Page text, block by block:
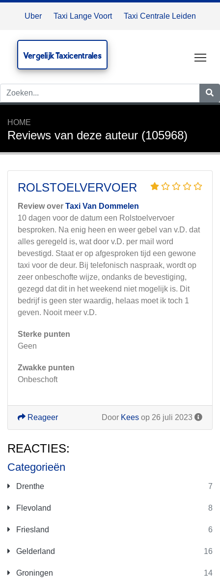
Uber Taxi Lange Voort Taxi Centrale Leiden
Vergelijk Taxicentrales
HOME
Reviews van deze auteur (105968)
Categorieën
Drenthe 7
Flevoland 8
Friesland 6
Gelderland 16
Groningen 14
ROLSTOELVERVOER
Review over Taxi Van Dommelen
10 dagen voor de datum een Rolstoelvervoer
besproken. Na enig heen en weer gebel van v.D. dat
alles geregeld is, wat door v.D. per mail word
bevestigd. Staat er op afgesproken tijd een gewone
taxi voor de deur. Bij telefonisch naspraak, wordt op
zeer onbeschofte wijze, ondanks de bevestiging,
gezegd dat dit in het weekend niet mogelijk is. Dit
bedrijf is geen ster waardig, helaas moet ik toch 1
geven. Nooit meer v.D.
Sterke punten
Geen
Zwakke punten
Onbeschoft
Door Kees op 26 juli 2023
Reageer
REACTIES: